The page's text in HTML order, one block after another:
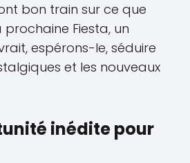
bon train sur ce que
Fiesta, un
espérons-le, séduire
et les nouveaux
inédite pour